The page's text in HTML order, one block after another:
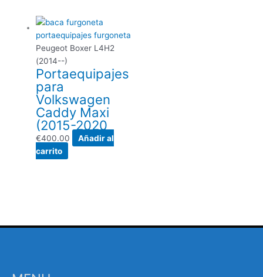
Peugeot Boxer L4H2
(2014--)
Portaequipajes
para
Volkswagen
Caddy Maxi
(2015-2020
€400.00
Añadir al
carrito
Búsqueda